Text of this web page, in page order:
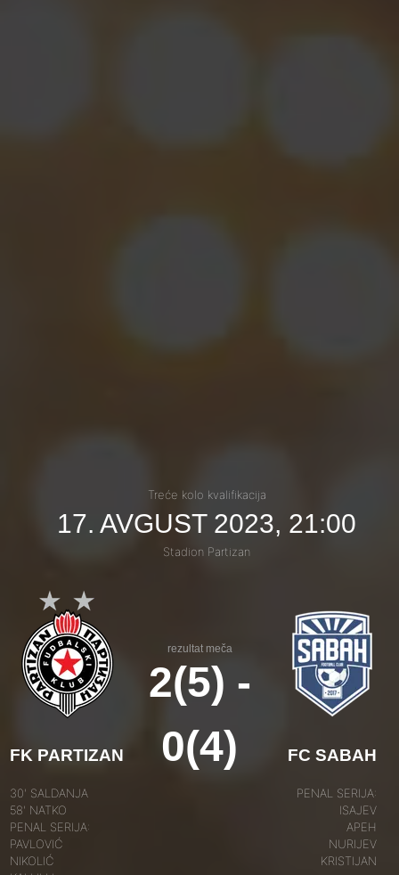
Treće kolo kvalifikacija
17. AVGUST 2023, 21:00
Stadion Partizan
FK PARTIZAN
30' SALDANJA
58' NATKO
PENAL SERIJA:
PAVLOVIĆ
NIKOLIĆ
rezultat meča
2(5) -
0(4)
FC SABAH
PENAL SERIJA:
ISAJEV
APEH
NURIJEV
KRISTIJAN